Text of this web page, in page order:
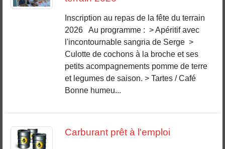
Inscription au repas de la fête du terrain
2026 Au programme : > Apéritif avec
l'incontournable sangria de Serge >
Culotte de cochons à la broche et ses
petits acompagnements pomme de terre
et legumes de saison. > Tartes / Café
Bonne humeu...
Carburant prêt à l'emploi